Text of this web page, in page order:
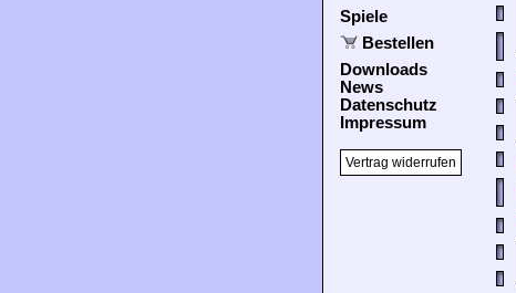
Spiele
Bestellen
Downloads
News
Datenschutz
Impressum
Vertrag widerrufen